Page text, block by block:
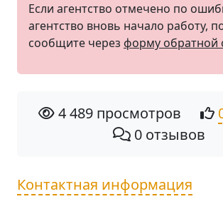
Если агентство отмечено по
агентство вновь начало работу,
сообщите через форму обратной
4 489 просмотров
0 отзывов
Контактная информация